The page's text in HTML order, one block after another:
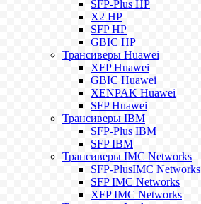
SFP-Plus HP
X2 HP
SFP HP
GBIC HP
Трансиверы Huawei
XFP Huawei
GBIC Huawei
XENPAK Huawei
SFP Huawei
Трансиверы IBM
SFP-Plus IBM
SFP IBM
Трансиверы IMC Networks
SFP-PlusIMC Networks
SFP IMC Networks
XFP IMC Networks